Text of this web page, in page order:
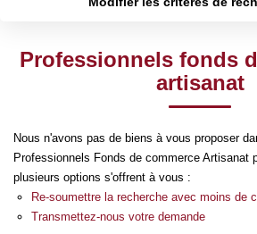
ESTIMER
NOTRE AGENCE
Qui Sommes Nous
Type de bien
Surface
Créer une alerte
Professionnels fonds
artisanat
Nous n'avons pas de biens à vous proposer
Professionnels Fonds de commerce Artisanat
plusieurs options s'offrent à vous :
Re-soumettre la recherche avec moins de
Transmettez-nous votre demande